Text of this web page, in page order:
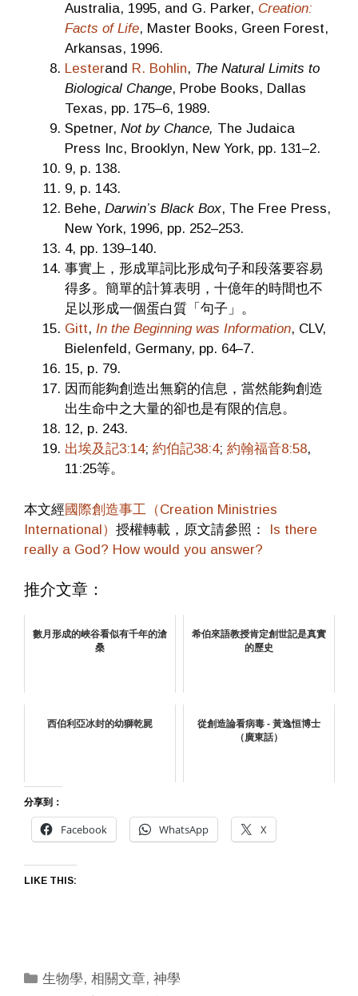
Australia, 1995, and G. Parker, Creation:
Facts of Life, Master Books, Green Forest,
Arkansas, 1996.
Lesterand R. Bohlin, The Natural Limits to
Biological Change, Probe Books, Dallas
Texas, pp. 175–6, 1989.
Spetner, Not by Chance, The Judaica
Press Inc, Brooklyn, New York, pp. 131–2.
9, p. 138.
9, p. 143.
Behe, Darwin’s Black Box, The Free Press,
New York, 1996, pp. 252–253.
4, pp. 139–140.
事實上，形成單詞比形成句子和段落要容易
得多。簡單的計算表明，十億年的時間也不
足以形成一個蛋白質「句子」。
Gitt, In the Beginning was Information, CLV,
Bielenfeld, Germany, pp. 64–7.
15, p. 79.
因而能夠創造出無窮的信息，當然能夠創造
出生命中之大量的卻也是有限的信息。
12, p. 243.
出埃及記3:14; 約伯記38:4; 約翰福音8:58,
11:25等。
本文經國際創造事工（Creation Ministries
International） 授權轉載，原文請參照：
Is there
really a God? How would you answer?
推介文章：
數月形成的峽谷看似有千年的滄
桑
希伯來語教授肯定創世記是真實
的歷史
西伯利亞冰封的幼獅乾屍
從創造論看病毒 - 黃逸恒博士
（廣東話）
分享到：
Facebook WhatsApp X
LIKE THIS:
Categories
生物學,相關文章,神學